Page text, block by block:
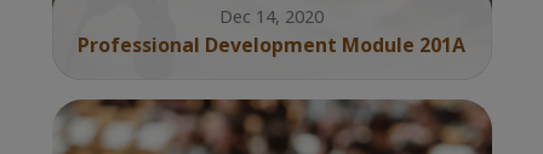
Dec 14, 2020
Professional Development Module 201A